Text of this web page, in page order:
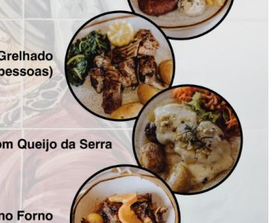
OPINIÃO E CRÓNICAS
Matraquilhos… Autor:
Fernando Roldão
6 de Agosto de 2026
A marca Sporting em
todo o mundo está a
crescer atrás de
Ronaldo. Autor: Paulo
Freitas do Amaral
5 de Agosto de 2026
Falso crescimento…
Autor: Nuno Pereira